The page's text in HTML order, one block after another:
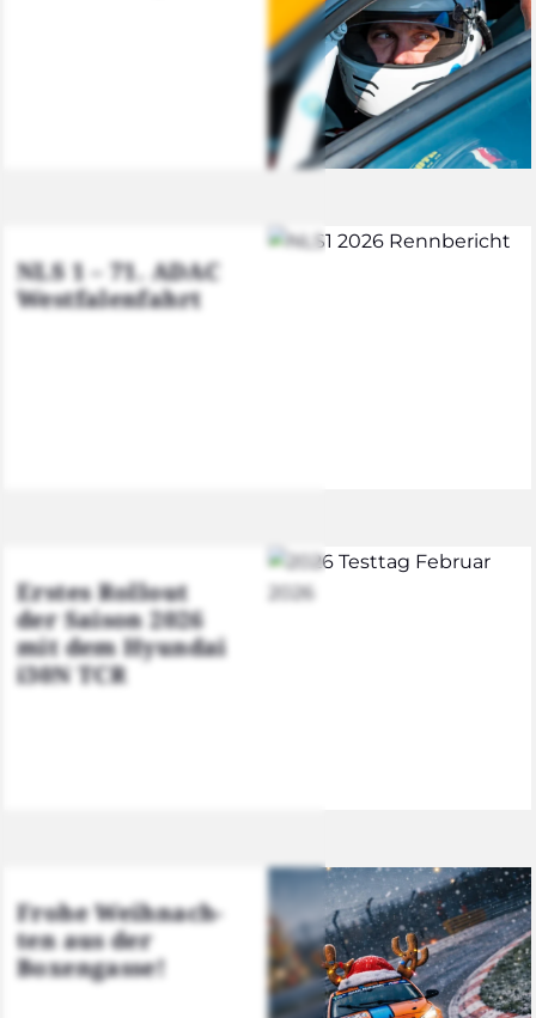
NLS 1 – 71. ADAC
West­fa­len­fahrt
Ers­tes Roll­out
der Sai­son 2026
mit dem Hyun­dai
i30N TCR
Fro­he Weih­nach­
ten aus der
Boxen­gas­se!